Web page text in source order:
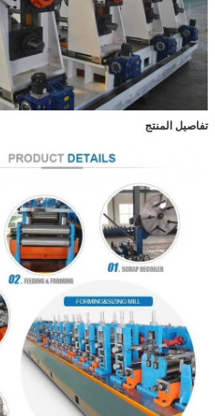
تفاصيل المنتج